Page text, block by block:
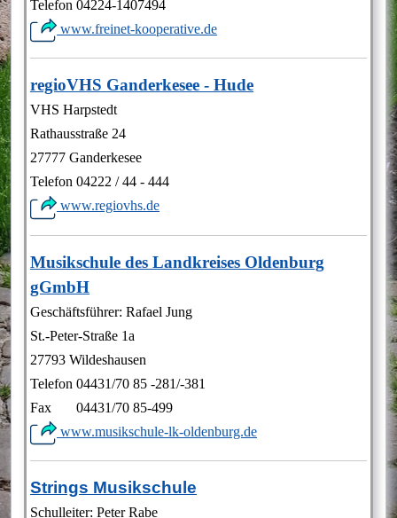
Telefon 04224-1407494
www.freinet-kooperative.de
regioVHS Ganderkesee - Hude
VHS Harpstedt
Rathausstraße 24
27777 Ganderkesee
Telefon 04222 / 44 - 444
www.regiovhs.de
Musikschule des Landkreises Oldenburg
gGmbH
Geschäftsführer: Rafael Jung
St.-Peter-Straße 1a
27793 Wildeshausen
Telefon 04431/70 85 -281/-381
Fax 04431/70 85-499
www.musikschule-lk-oldenburg.de
Strings Musikschule
Schulleiter: Peter Rabe